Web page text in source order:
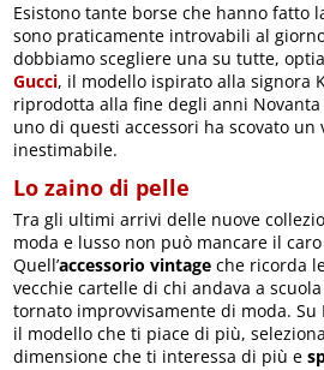
Esistono tante borse che hanno fatto
sono praticamente introvabili al
dobbiamo scegliere una su tutte,
Gucci, il modello ispirato alla signora
riprodotta alla fine degli anni
uno di questi accessori ha scovato
inestimabile.
Lo zaino di pelle
Tra gli ultimi arrivi delle nuove
moda e lusso non può mancare il
Quell’accessorio vintage che ricorda
vecchie cartelle di chi andava a
tornato improvvisamente di moda. Su
il modello che ti piace di più,
dimensione che ti interessa di più e